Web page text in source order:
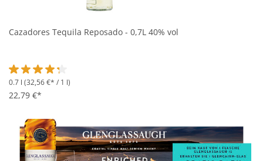
Cazadores Tequila Reposado - 0,7L 40% vol
Durchschnittliche Bewertung von 4.3 von 5 Sternen
0.7 l (32,56 €* / 1 l)
22,79 €*